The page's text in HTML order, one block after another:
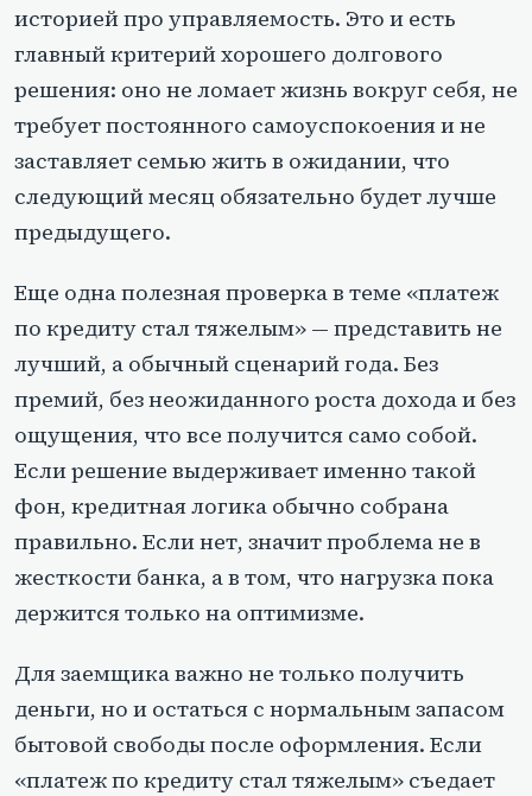
историей про управляемость. Это и есть
главный критерий хорошего долгового
решения: оно не ломает жизнь вокруг себя, не
требует постоянного самоуспокоения и не
заставляет семью жить в ожидании, что
следующий месяц обязательно будет лучше
предыдущего.
Еще одна полезная проверка в теме «платеж
по кредиту стал тяжелым» — представить не
лучший, а обычный сценарий года. Без
премий, без неожиданного роста дохода и без
ощущения, что все получится само собой.
Если решение выдерживает именно такой
фон, кредитная логика обычно собрана
правильно. Если нет, значит проблема не в
жесткости банка, а в том, что нагрузка пока
держится только на оптимизме.
Для заемщика важно не только получить
деньги, но и остаться с нормальным запасом
бытовой свободы после оформления. Если
«платеж по кредиту стал тяжелым» съедает